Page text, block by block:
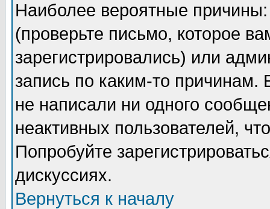
Наиболее вероятные
(проверьте письмо, которое
зарегистрировались) или
запись по каким-то
не написали ни одного
неактивных пользователей,
Попробуйте
дискуссиях.
Вернуться к началу